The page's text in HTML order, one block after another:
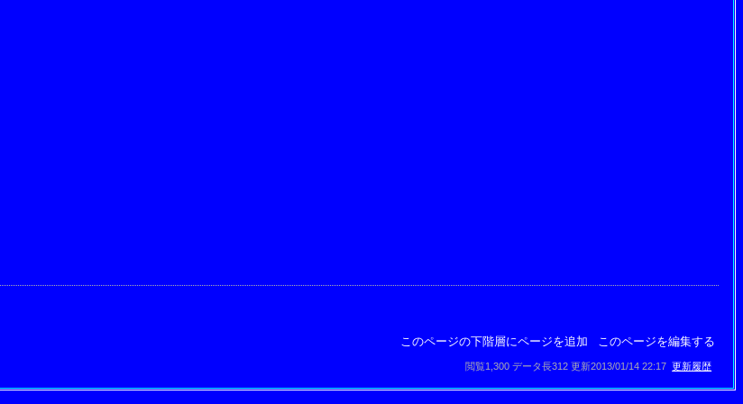
このページの下階層にページを追加
このページを編集する
閲覧1,300 データ長312 更新2013/01/14 22:17 更新履歴